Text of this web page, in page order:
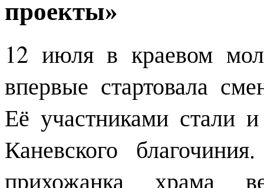
проекты»
12 июля в краевом
впервые стартовала
Её участниками стали
Каневского
прихожанка храма